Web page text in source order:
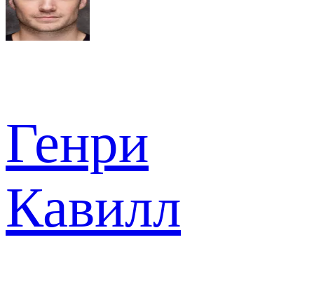
Генри
Кавилл